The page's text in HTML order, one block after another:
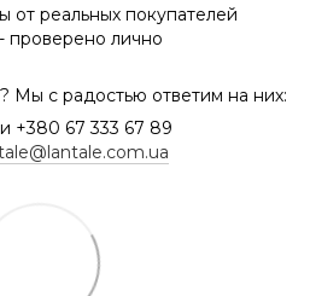
от реальных покупателей
проверено лично
Мы с радостью ответим на них:
+380 67 333 67 89